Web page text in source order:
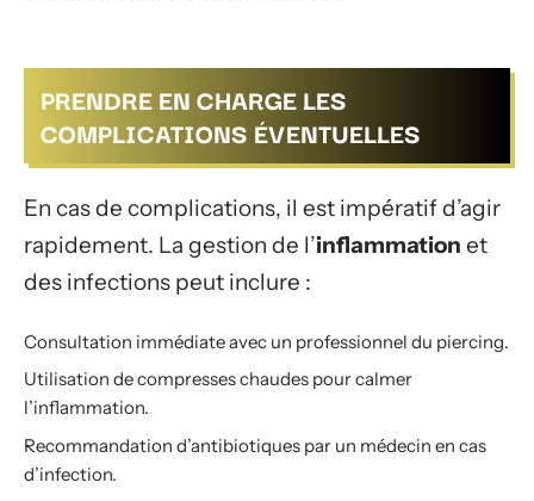
PRENDRE EN CHARGE LES
COMPLICATIONS ÉVENTUELLES
En cas de complications, il est impératif d’agir
rapidement. La gestion de l’inflammation et
des infections peut inclure :
Consultation immédiate avec un professionnel du piercing.
Utilisation de compresses chaudes pour calmer
l’inflammation.
Recommandation d’antibiotiques par un médecin en cas
d’infection.